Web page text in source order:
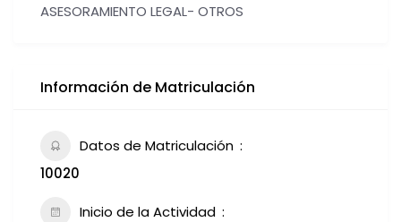
ASESORAMIENTO LEGAL- OTROS
Información de Matriculación
Datos de Matriculación
10020
Inicio de la Actividad